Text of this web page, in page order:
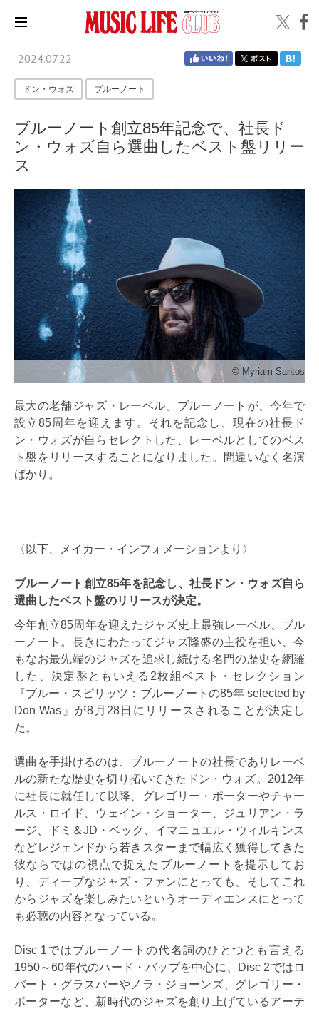
2024.07.22
ドン・ウォズ ブルーノート
ブルーノート創立85年記念で、社長ド
ン・ウォズ自ら選曲したベスト盤リリー
ス
©︎ Myriam Santos
最大の老舗ジャズ・レーベル、ブルーノートが、今年で
設立85周年を迎えます。それを記念し、現在の社長ド
ン・ウォズが自らセレクトした、レーベルとしてのベス
ト盤をリリースすることになりました。間違いなく名演
ばかり。
〈以下、メイカー・インフォメーションより〉
ブルーノート創立85年を記念し、社長ドン・ウォズ自ら
選曲したベスト盤のリリースが決定。
今年創立85周年を迎えたジャズ史上最強レーベル、ブル
ーノート。長きにわたってジャズ隆盛の主役を担い、今
もなお最先端のジャズを追求し続ける名門の歴史を網羅
した、決定盤ともいえる2枚組ベスト・セレクション
『ブルー・スピリッツ：ブルーノートの85年 selected by
Don Was』が8月28日にリリースされることが決定し
た。
選曲を手掛けるのは、ブルーノートの社長でありレーベ
ルの新たな歴史を切り拓いてきたドン・ウォズ。2012年
に社長に就任して以降、グレゴリー・ポーターやチャー
ルス・ロイド、ウェイン・ショーター、ジュリアン・ラ
ージ、ドミ＆JD・ベック、イマニュエル・ウィルキンス
などレジェンドから若きスターまで幅広く獲得してきた
彼ならではの視点で捉えたブルーノートを提示してお
り、ディープなジャズ・ファンにとっても、そしてこれ
からジャズを楽しみたいというオーディエンスにとって
も必聴の内容となっている。
Disc 1ではブルーノートの代名詞のひとつとも言える
1950～60年代のハード・バップを中心に、Disc 2ではロ
バート・グラスパーやノラ・ジョーンズ、グレゴリー・
ポーターなど、新時代のジャズを創り上げているアーテ